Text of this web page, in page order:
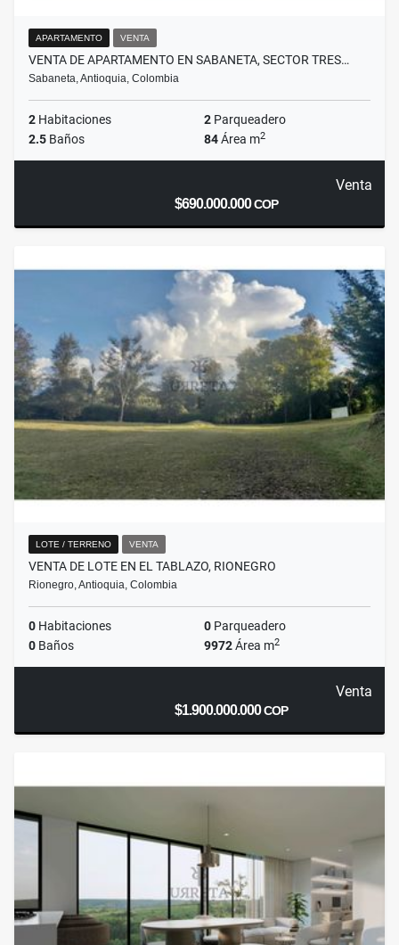
APARTAMENTO VENTA
VENTA DE APARTAMENTO EN SABANETA, SECTOR TRES…
Sabaneta, Antioquia, Colombia
2 Habitaciones 2 Parqueadero
2.5 Baños 84Área m2
Venta
$690.000.000COP
LOTE / TERRENO VENTA
VENTA DE LOTE EN EL TABLAZO, RIONEGRO
Rionegro, Antioquia, Colombia
0 Habitaciones 0 Parqueadero
0 Baños 9972Área m2
Venta
$1.900.000.000COP